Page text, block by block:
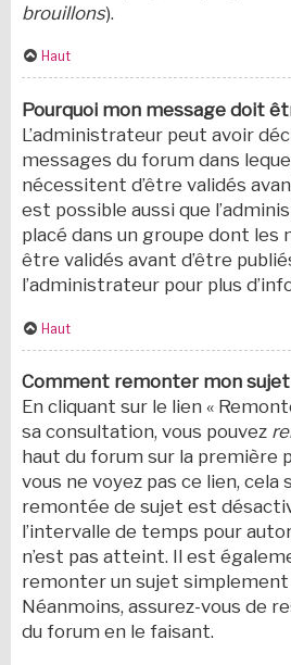
brouillons).
Haut
Pourquoi mon message doit
L’administrateur peut avoir
messages du forum dans
nécessitent d’être validés
est possible aussi que
placé dans un groupe dont les
être validés avant d’être
l’administrateur pour plus
Haut
Comment remonter mon sujet
En cliquant sur le lien «
sa consultation, vous pouvez
haut du forum sur la première
vous ne voyez pas ce lien, cela
remontée de sujet est
l’intervalle de temps pour
n’est pas atteint. Il est
remonter un sujet simplement
Néanmoins, assurez-vous de
du forum en le faisant.